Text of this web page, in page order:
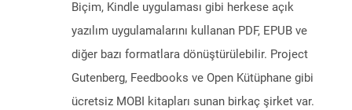
Biçim, Kindle uygulaması gibi herkese açık
yazılım uygulamalarını kullanan PDF, EPUB ve
diğer bazı formatlara dönüştürülebilir. Project
Gutenberg, Feedbooks ve Open Kütüphane gibi
ücretsiz MOBI kitapları sunan birkaç şirket var.